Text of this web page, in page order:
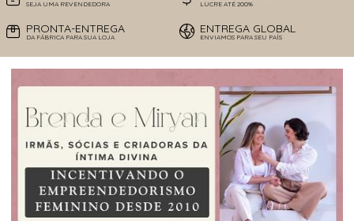
SEJA UMA REVENDEDORA LUCRE ATÉ 200%
PRONTA-ENTREGA
DA FÁBRICA PARA SUA LOJA
ENTREGA GLOBAL
ENVIAMOS PARA SEU PAÍS